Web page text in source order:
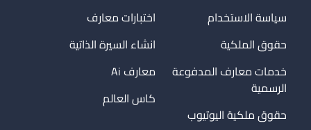
سياسة الاستخدام
حقوق الملكية
خدمات معارف المدفوعة
الرسمية
حقوق ملكية اليوتيوب
اختبارات معارف
انشاء السيرة الذاتية
معارف Ai
كاس العالم